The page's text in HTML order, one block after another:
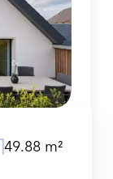
49.88 m²